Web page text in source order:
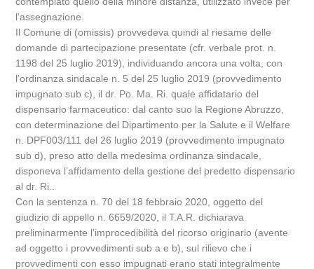
l’assegnazione.
Il Comune di (omissis) provvedeva quindi al riesame delle
domande di partecipazione presentate (cfr. verbale prot. n.
1198 del 25 luglio 2019), individuando ancora una volta, con
l’ordinanza sindacale n. 5 del 25 luglio 2019 (provvedimento
impugnato sub c), il dr. Po. Ma. Ri. quale affidatario del
dispensario farmaceutico: dal canto suo la Regione Abruzzo,
con determinazione del Dipartimento per la Salute e il Welfare
n. DPF003/111 del 26 luglio 2019 (provvedimento impugnato
sub d), preso atto della medesima ordinanza sindacale,
disponeva l’affidamento della gestione del predetto dispensario
al dr. Ri..
Con la sentenza n. 70 del 18 febbraio 2020, oggetto del
giudizio di appello n. 6659/2020, il T.A.R. dichiarava
preliminarmente l’improcedibilità del ricorso originario (avente
ad oggetto i provvedimenti sub a e b), sul rilievo che i
provvedimenti con esso impugnati erano stati integralmente